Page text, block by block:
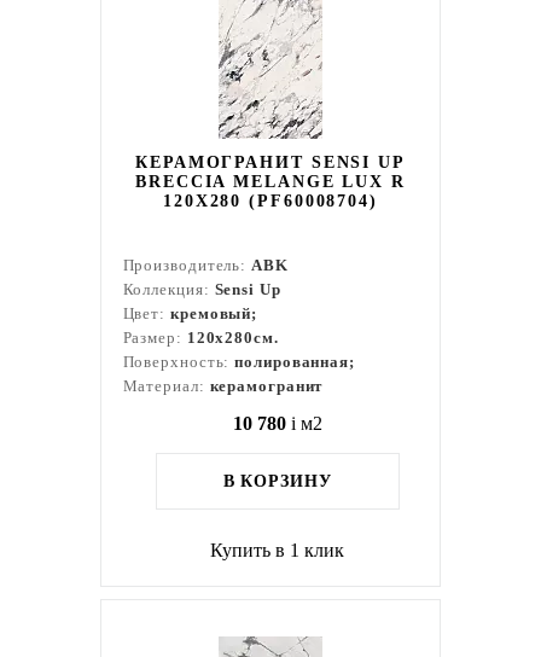
КЕРАМОГРАНИТ SENSI UP
BRECCIA MELANGE LUX R
120X280 (PF60008704)
Производитель:ABK
Коллекция: Sensi Up
Цвет: кремовый;
Размер: 120x280см.
Поверхность:полированная;
Материал: керамогранит
10 780 i м2
В КОРЗИНУ
Купить в 1 клик